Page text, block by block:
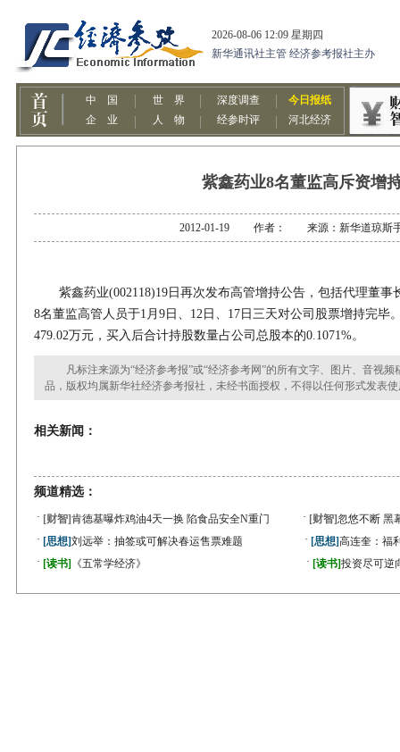
紫鑫药业8名董监高斥资增
2012-01-19 作者： 来源：新华道琼斯
紫鑫药业(002118)19日再次发布高管增持公告，包括代理董事
8名董监高管人员于1月9日、12日、17日三天对公司股票增持完毕
479.02万元，买入后合计持股数量占公司总股本的0.1071%。
凡标注来源为“经济参考报”或“经济参考网”的所有文字、图片、音视频
品，版权均属新华社经济参考报社，未经书面授权，不得以任何形式发表
相关新闻：
频道精选：
· [财智]肯德基曝炸鸡油4天一换 陷食品安全N重门 · [财智]忽悠不断 黑
· [思想]刘远举：抽签或可解决春运售票难题 · [思想]高连奎：福
· [读书] 《五常学经济》 · [读书]投资尽可逆